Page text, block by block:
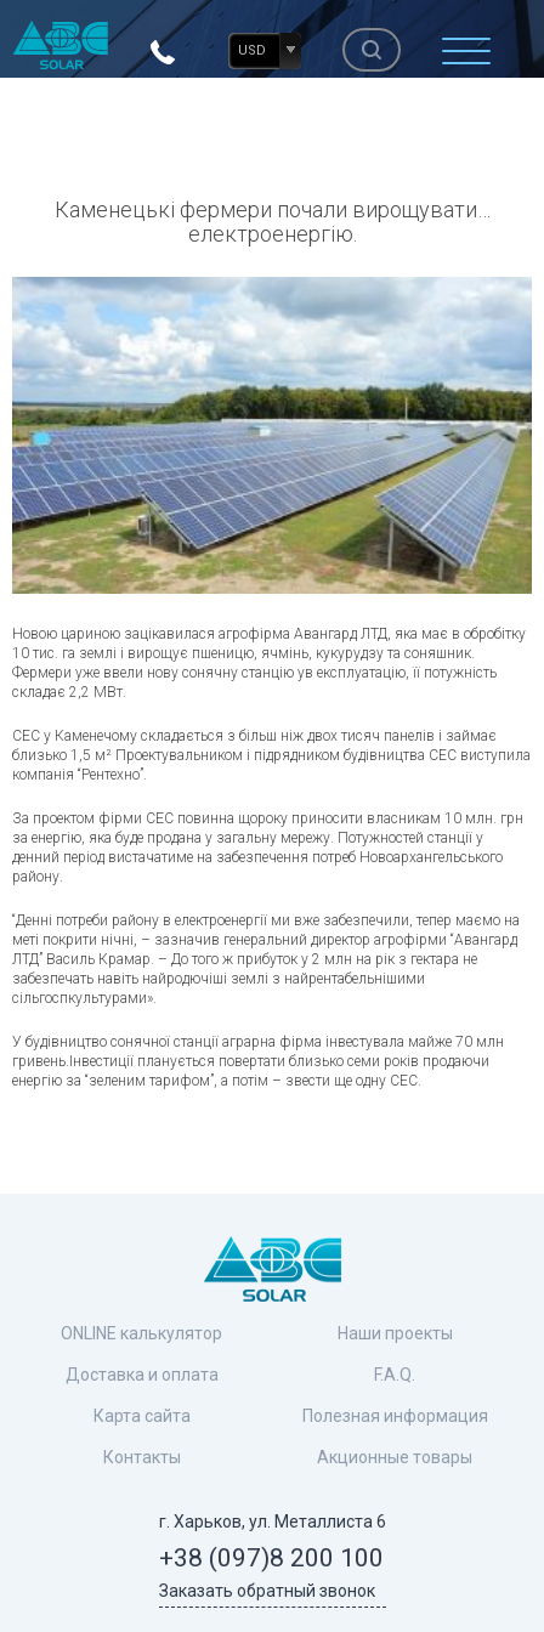
USD
Каменецькі фермери почали вирощувати…
електроенергію.
Новою цариною зацікавилася агрофірма Авангард ЛТД, яка має в обробітку
10 тис. га землі і вирощує пшеницю, ячмінь, кукурудзу та соняшник.
Фермери уже ввели нову сонячну станцію ув експлуатацію, її потужність
складає 2,2 МВт.
СЕС у Каменечому складається з більш ніж двох тисяч панелів і займає
близько 1,5 м² Проектувальником і підрядником будівництва СЕС виступила
компанія “Рентехно”.
За проектом фірми СЕС повинна щороку приносити власникам 10 млн. грн
за енергію, яка буде продана у загальну мережу. Потужностей станції у
денний період вистачатиме на забезпечення потреб Новоархангельського
району.
“Денні потреби району в електроенергії ми вже забезпечили, тепер маємо на
меті покрити нічні, – зазначив генеральний директор агрофірми “Авангард
ЛТД” Василь Крамар. – До того ж прибуток у 2 млн на рік з гектара не
забезпечать навіть найродючіші землі з найрентабельнішими
сільгоспкультурами».
У будівництво сонячної станції аграрна фірма інвестувала майже 70 млн
гривень.Інвестиції планується повертати близько семи років продаючи
енергію за “зеленим тарифом”, а потім – звести ще одну СЕС.
ONLINE калькулятор
Доставка и оплата
Карта сайта
Контакты
Наши проекты
F.A.Q.
Полезная информация
Акционные товары
г. Харьков, ул. Металлиста 6
+38 (097)8 200 100
Заказать обратный звонок